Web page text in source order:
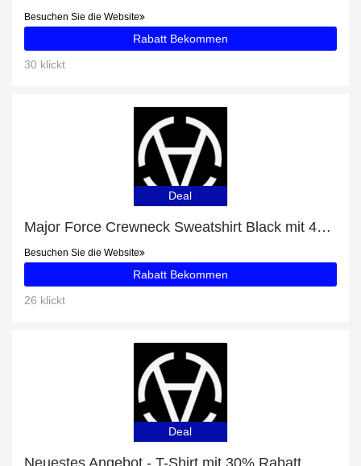
Besuchen Sie die Website
Rabatt Bekommen
30 klickt
Deal
Major Force Crewneck Sweatshirt Black mit 49% Rabatt
Besuchen Sie die Website
Rabatt Bekommen
26 klickt
Deal
Neuestes Angebot - T-Shirt mit 30% Rabatt